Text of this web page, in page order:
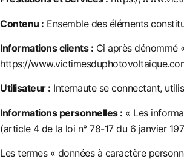
Contenu : Ensemble des éléments
Informations clients : Ci après dénommé
https://
Utilisateur : Internaute se connectant,
Informations personnelles : « Les
(article 4 de la loi n° 78-17 du 6 janvier
Les termes « données à caractère